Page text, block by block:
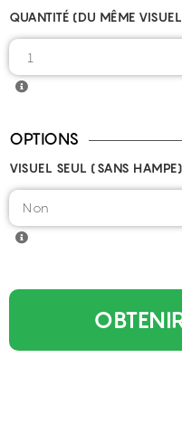
QUANTITÉ (DU MÊME
OPTIONS
VISUEL SEUL (SANS HAMPE)